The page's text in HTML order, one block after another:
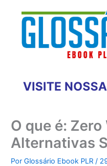
conteúdo
VISITE
O que é: Zero
Alternativas
PorGlossário Ebook PLR/